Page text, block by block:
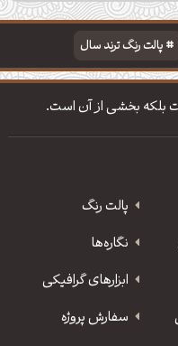
پالت رنگ ترند سال
تایپوگرافی شعر مولانا
بخشی از آن است.
پالت رنگ
نگاره‌ها
ابزارهای گرافیکی
سفارش پروژه